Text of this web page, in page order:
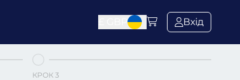
Вхід
КРОК 3